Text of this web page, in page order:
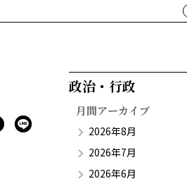
政治・行政​
月間アーカイブ
2026年8月
2026年7月
2026年6月